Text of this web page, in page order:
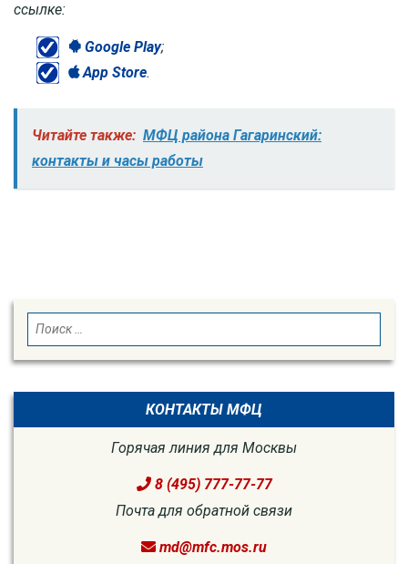
ссылке:
Google Play;
App Store.
Читайте также: МФЦ района Гагаринский:
контакты и часы работы
Search
for:
SEARCH
КОНТАКТЫ МФЦ
Горячая линия для Москвы
8 (495) 777-77-77
Почта для обратной связи
md@mfc.mos.ru